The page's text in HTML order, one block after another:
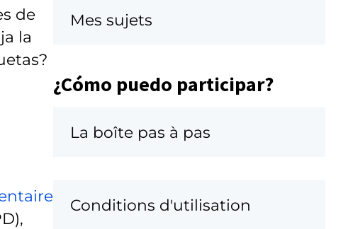
de
la
Mes sujets
¿Cómo puedo participar?
La boîte pas à pas
Conditions d'utilisation